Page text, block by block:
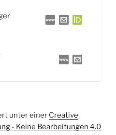
unter einer Creative
- Keine Bearbeitungen 4.0